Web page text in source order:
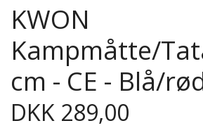
KWON
Kampmåtte/
cm - CE - Blå/
DKK 289,00